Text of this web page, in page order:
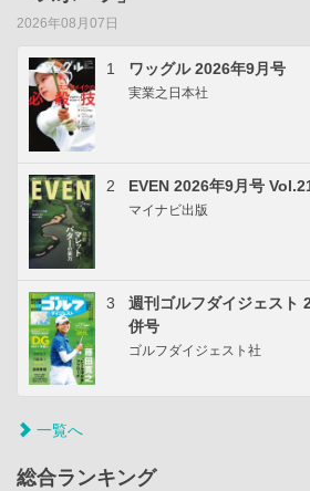
2026年08月07日
1 ワッグル 2026年9月号
実業之日本社
2 EVEN 2026年9月号
マイナビ出版
3
週刊ゴルフダイジェスト
併号
ゴルフダイジェスト社
一覧へ
総合ランキング